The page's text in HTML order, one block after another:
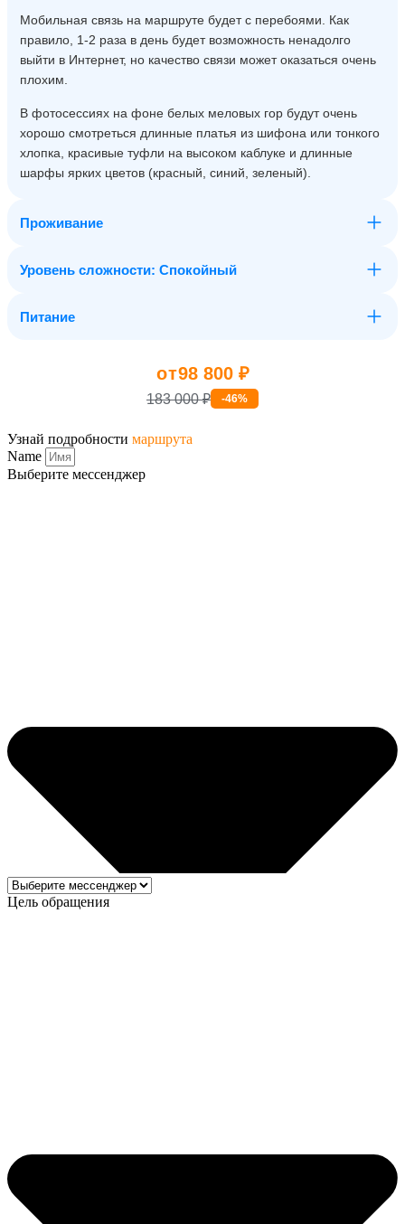
Мобильная связь на маршруте будет с перебоями. Как
правило, 1-2 раза в день будет возможность ненадолго
выйти в Интернет, но качество связи может оказаться очень
плохим.
В фотосессиях на фоне белых меловых гор будут очень
хорошо смотреться длинные платья из шифона или тонкого
хлопка, красивые туфли на высоком каблуке и длинные
шарфы ярких цветов (красный, синий, зеленый).
Проживание
Уровень сложности: Спокойный
Питание
от98 800 ₽
183 000 ₽ -46%
Узнай подробности маршрута
Name
Выберите мессенджер
Цель обращения